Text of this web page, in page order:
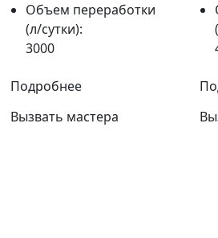
Объем переработки
(л/сутки):
3000
Подробнее
Вызвать мастера